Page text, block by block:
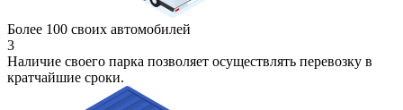
Более 100 своих автомобилей
3
Наличие своего парка позволяет осуществлять перевозку в
кратчайшие сроки.